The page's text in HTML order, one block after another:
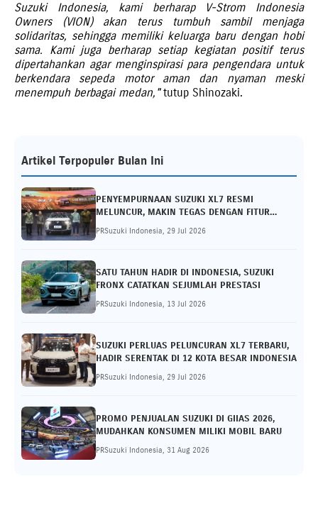
Suzuki Indonesia, kami berharap V-Strom Indonesia
Owners (VION) akan terus tumbuh sambil menjaga
solidaritas, sehingga memiliki keluarga baru dengan hobi
sama. Kami juga berharap setiap kegiatan positif terus
dipertahankan agar menginspirasi para pengendara untuk
berkendara sepeda motor aman dan nyaman meski
menempuh berbagai medan,"tutup Shinozaki.
Artikel Terpopuler Bulan Ini
PENYEMPURNAAN SUZUKI XL7 RESMI
MELUNCUR, MAKIN TEGAS DENGAN FITUR
PRSuzuki Indonesia, 29 Jul 2026
SATU TAHUN HADIR DI INDONESIA, SUZUKI
FRONX CATATKAN SEJUMLAH PRESTASI
PRSuzuki Indonesia, 13 Jul 2026
SUZUKI PERLUAS PELUNCURAN XL7 TERBARU,
HADIR SERENTAK DI 12 KOTA BESAR INDONESIA
PRSuzuki Indonesia, 29 Jul 2026
PROMO PENJUALAN SUZUKI DI GIIAS 2026,
MUDAHKAN KONSUMEN MILIKI MOBIL BARU
PRSuzuki Indonesia, 31 Aug 2026